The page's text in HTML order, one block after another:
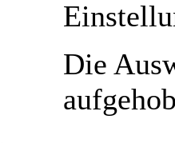
Die